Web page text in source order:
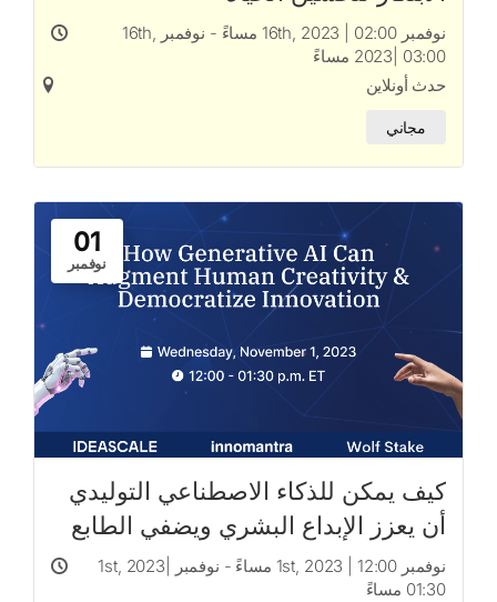
نوفمبر 16th, 2023 | 02:00 مساءً - نوفمبر 16th,
2023| 03:00 مساءً
حدث أونلاين
مجاني
01
نوفمبر
كيف يمكن للذكاء الاصطناعي التوليدي
أن يعزز الإبداع البشري ويضفي الطابع
الديمقراطي على الابتكار
نوفمبر 1st, 2023 | 12:00 مساءً - نوفمبر 1st, 2023|
01:30 مساءً